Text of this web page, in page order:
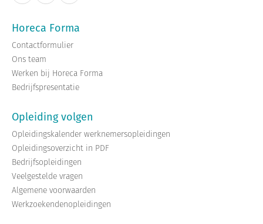
Horeca Forma
Contactformulier
Ons team
Werken bij Horeca Forma
Bedrijfspresentatie
Opleiding volgen
Opleidingskalender werknemersopleidingen
Opleidingsoverzicht in PDF
Bedrijfsopleidingen
Veelgestelde vragen
Algemene voorwaarden
Werkzoekendenopleidingen